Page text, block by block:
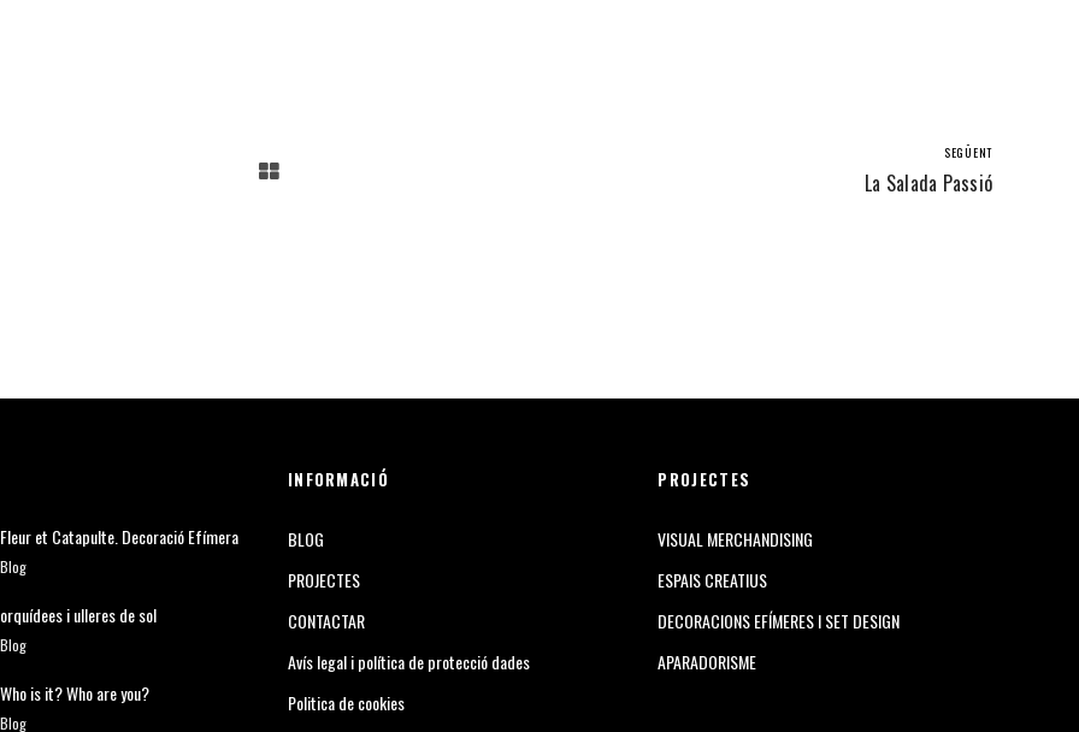
SEGÜENT
La Salada Passió
Fleur et Catapulte. Decoració Efímera
Blog
orquídees i ulleres de sol
Blog
Who is it? Who are you?
Blog
INFORMACIÓ
BLOG
PROJECTES
CONTACTAR
Avís legal i política de protecció dades
Politica de cookies
PROJECTES
VISUAL MERCHANDISING
ESPAIS CREATIUS
DECORACIONS EFÍMERES I SET DESIGN
APARADORISME